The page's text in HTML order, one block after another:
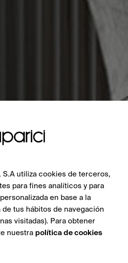
S.A utiliza cookies de terceros,
para fines analíticos y para
en base a la
tus hábitos de navegación
visitadas). Para obtener
nuestra política de cookies